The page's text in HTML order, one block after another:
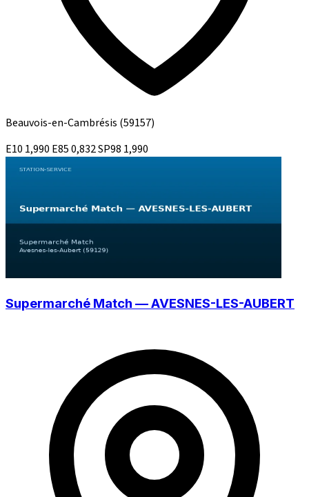
Beauvois-en-Cambrésis (59157)
E10 1,990 E850,832SP98 1,990
Supermarché Match — AVESNES-LES-AUBERT